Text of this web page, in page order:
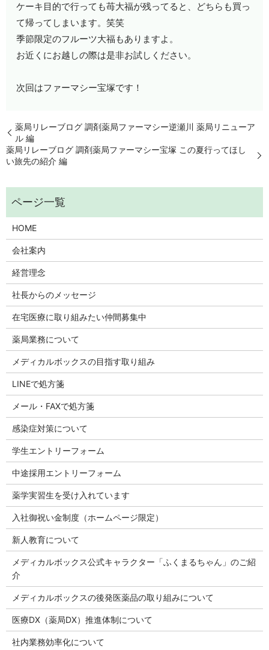
ケーキ目的で行っても苺大福が残ってると、どちらも買っ
て帰ってしまいます。笑笑
季節限定のフルーツ大福もありますよ。
お近くにお越しの際は是非お試しください。
次回はファーマシー宝塚です！
薬局リレーブログ 調剤薬局ファーマシー逆瀬川 薬局リニューア
ル 編
薬局リレーブログ 調剤薬局ファーマシー宝塚 この夏行ってほし
い旅先の紹介 編
HOME
会社案内
経営理念
社長からのメッセージ
在宅医療に取り組みたい仲間募集中
薬局業務について
メディカルボックスの目指す取り組み
LINEで処方箋
メール・FAXで処方箋
感染症対策について
学生エントリーフォーム
中途採用エントリーフォーム
薬学実習生を受け入れています
入社御祝い金制度（ホームページ限定）
新人教育について
メディカルボックス公式キャラクター「ふくまるちゃん」のご紹
介
メディカルボックスの後発医薬品の取り組みについて
医療DX（薬局DX）推進体制について
社内業務効率化について